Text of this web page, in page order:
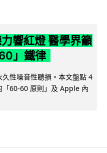
響紅燈 醫學界籲
」鐵律
性噪音性聽損。本文盤點 4
「60-60 原則」及 Apple 內